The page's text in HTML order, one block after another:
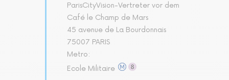
ParisCityVision-Vertreter vor dem
Café le Champ de Mars
45 avenue de La Bourdonnais
75007 PARIS
Metro:
Ecole Militaire